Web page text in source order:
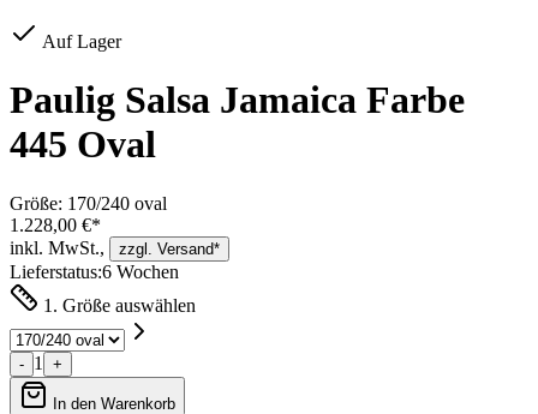
Auf Lager
Paulig Salsa Jamaica Farbe
445 Oval
Größe: 170/240 oval
1.228,00 €*
inkl. MwSt.,
zzgl. Versand*
Lieferstatus:6 Wochen
1. Größe auswählen
- 1 +
In den Warenkorb